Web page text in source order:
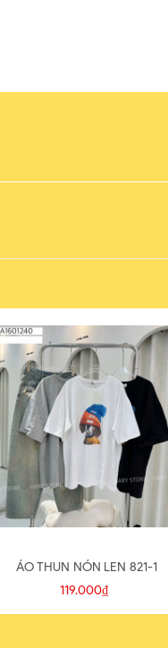
ÁO THUN NÓN LEN 821-1
119.000₫